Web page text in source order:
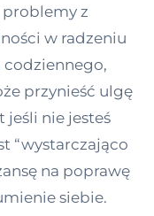
problemy z
w radzeniu
przynieść ulgę
jeśli nie jesteś
“wystarczająco
na poprawę
siebie.